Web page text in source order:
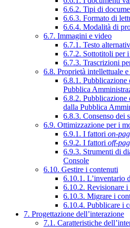
6.6.2. Tipi di
6.6.3. Formato di
6.6.4. Modalità di
6.7. Immagini e video
6.7.1. Testo
6.7.2. Sottotitoli per
6.7.3. Trascrizioni
6.8. Proprietà intellettuale
6.8.1. Pubblicazione
Pubblica
6.8.2.
dalla Pubblica
6.8.3. Consenso dei
6.9. Ottimizzazione per i
6.9.1. I fattori on-
6.9.2. I fattori off-
6.9.3. Strumenti di
Console
6.10. Gestire i contenuti
6.10.1. L’inventario
6.10.2. Revisionare i
6.10.3. Migrare i
6.10.4. Pubblicare i
7. Progettazione dell’interazione
7.1. Caratteristiche